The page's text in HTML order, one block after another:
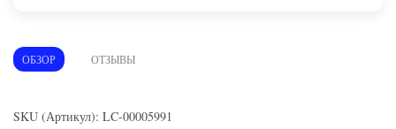
ОБЗОР ОТЗЫВЫ
SKU (Артикул): LC-00005991